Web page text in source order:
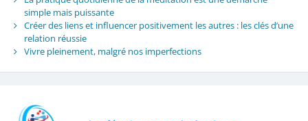
simple mais puissante
Créer des liens et influencer positivement les autres : les clés d’une
relation réussie
Vivre pleinement, malgré nos imperfections